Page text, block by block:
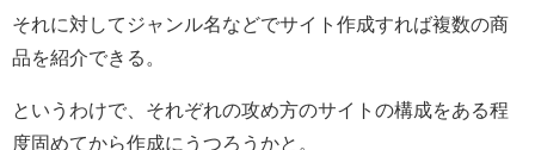
それに対してジャンル名などでサイト作成すれば複数の商
品を紹介できる。
というわけで、それぞれの攻め方のサイトの構成をある程
度固めてから作成にうつろうかと。